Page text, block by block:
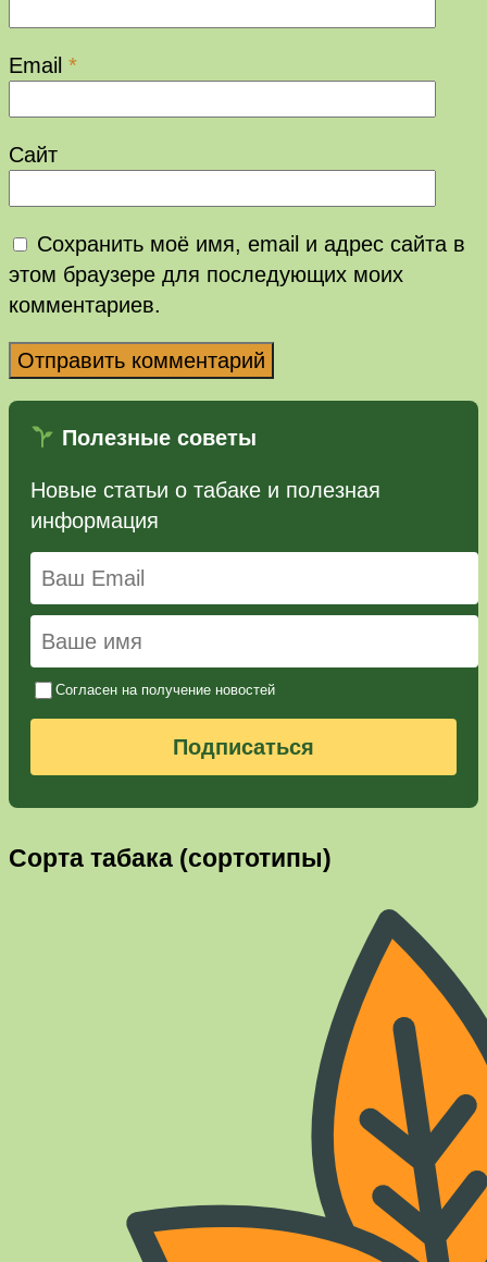
Email *
Сайт
Сохранить моё имя, email и адрес сайта в
этом браузере для последующих моих
комментариев.
Полезные советы
Новые статьи о табаке и полезная
информация
Согласен на получение новостей
Подписаться
Сорта табака (сортотипы)